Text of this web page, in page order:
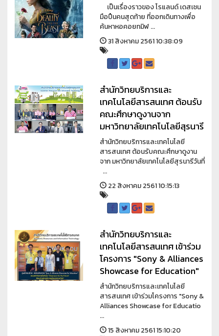
เป็นเรื่องราวของ โรแลนด์ เดสเชน
มือปืนคนสุดท้าย ที่ออกเดินทางเพื่อ
ค้นหาหอคอยทมิฬ ...
31 สิงหาคม 2561 10:38:09
สำนักวิทยบริการและ
เทคโนโลยีสารสนเทศ ต้อนรับ
คณะศึกษาดูงานจาก
มหาวิทยาลัยเทคโนโลยีสุรนารี
สำนักวิทยบริการและเทคโนโลยี
สารสนเทศ ต้อนรับคณะศึกษาดูงาน
จาก มหาวิทยาลัยเทคโนโลยีสุรนารีวันที่
...
22 สิงหาคม 2561 10:15:13
สำนักวิทยบริการและ
เทคโนโลยีสารสนเทศ เข้าร่วม
โครงการ "Sony & Alliances
Showcase for Education"
สำนักวิทยบริการและเทคโนโลยี
สารสนเทศ เข้าร่วมโครงการ "Sony &
Alliances Showcase for Educatio
...
15 สิงหาคม 2561 15:10:20